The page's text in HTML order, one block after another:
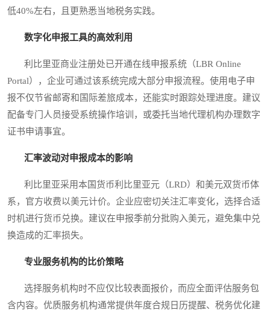
低40%左右，且更熟悉当地税务实践。
数字化申报工具的高效利用
利比里亚商业注册处已开通在线申报系统（LBR Online
Portal），企业可通过该系统完成大部分申报流程。使用电子申
报不仅节省邮寄和国际差旅成本，还能实时跟踪处理进度。建议
配备专门人员接受系统操作培训，或委托当地代理机构办理数字
证书申请事宜。
汇率波动对申报成本的影响
利比里亚采用本国货币利比里亚元（LRD）和美元双货币体
系，官方收费以美元计价。企业应密切关注汇率变化，选择合适
时机进行货币兑换。建议在申报季前分批购入美元，避免集中兑
换造成的汇率损失。
专业服务机构的比价策略
选择服务机构时不应仅比较表面报价，而应全面评估服务包
含内容。优质服务机构通常提供年度合规日历提醒、税务优化建